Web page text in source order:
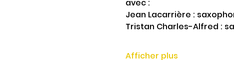
avec :
Jean Lacarrière :
Tristan Charles-Alfred :
Afficher plus